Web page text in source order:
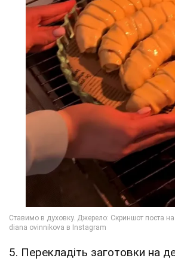
5. Перекладіть заготовки на